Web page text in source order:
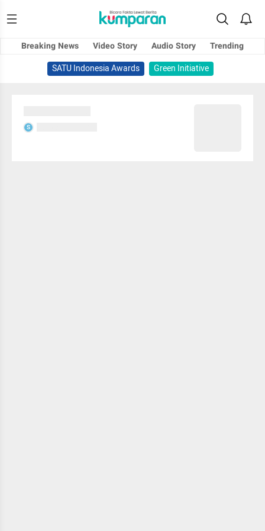
Breaking News Video Story Audio Story
Trending
SATU Indonesia Awards
Green Initiative
S